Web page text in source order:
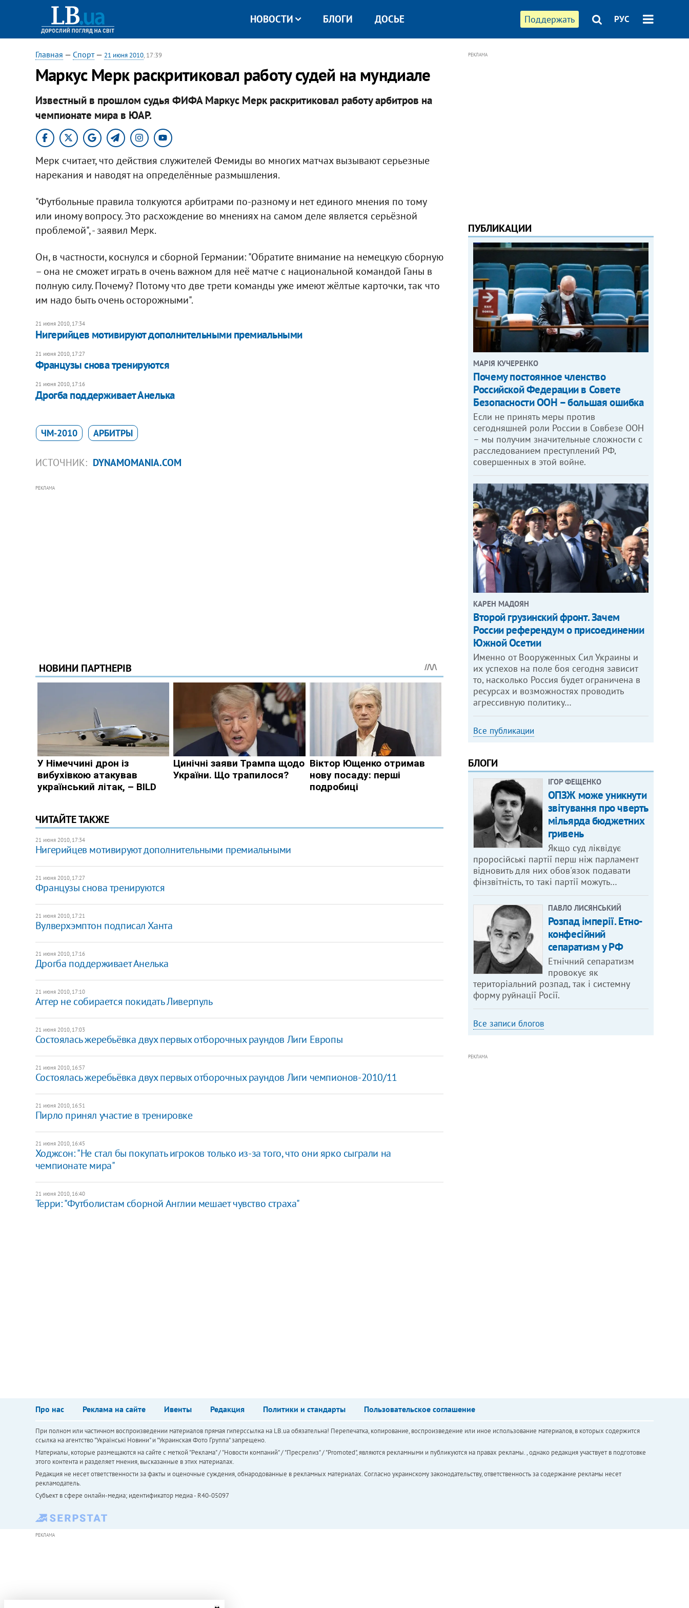
Поддержать РУС
НОВОСТИ БЛОГИ ДОСЬЕ
Главная — Спорт— 21 июня 2010, 17:39
Маркус Мерк раскритиковал работу судей на мундиале
Известный в прошлом судья ФИФА Маркус Мерк раскритиковал работу арбитров на
чемпионате мира в ЮАР.
Мерк считает, что действия служителей Фемиды во многих матчах вызывают серьезные
нарекания и наводят на определённые размышления.
"Футбольные правила толкуются арбитрами по-разному и нет единого мнения по тому
или иному вопросу. Это расхождение во мнениях на самом деле является серьёзной
проблемой", - заявил Мерк.
Он, в частности, коснулся и сборной Германии: "Обратите внимание на немецкую сборную
– она не сможет играть в очень важном для неё матче с национальной командой Ганы в
полную силу. Почему? Потому что две трети команды уже имеют жёлтые карточки, так что
им надо быть очень осторожными".
21 июня 2010, 17:34
Нигерийцев мотивируют дополнительными премиальными
21 июня 2010, 17:27
Французы снова тренируются
21 июня 2010, 17:16
Дрогба поддерживает Анелька
ЧМ-2010 АРБИТРЫ
ИСТОЧНИК: DYNAMOMANIA.COM
РЕКЛАМА
ЧИТАЙТЕ ТАКЖЕ
21 июня 2010, 17:34
Нигерийцев мотивируют дополнительными премиальными
21 июня 2010, 17:27
Французы снова тренируются
21 июня 2010, 17:21
Вулверхэмптон подписал Ханта
21 июня 2010, 17:16
Дрогба поддерживает Анелька
21 июня 2010, 17:10
Аггер не собирается покидать Ливерпуль
21 июня 2010, 17:03
Состоялась жеребьёвка двух первых отборочных раундов Лиги Европы
21 июня 2010, 16:57
Состоялась жеребьёвка двух первых отборочных раундов Лиги чемпионов-2010/11
21 июня 2010, 16:51
Пирло принял участие в тренировке
21 июня 2010, 16:45
Ходжсон: "Не стал бы покупать игроков только из-за того, что они ярко сыграли на
чемпионате мира"
21 июня 2010, 16:40
Терри: "Футболистам сборной Англии мешает чувство страха"
РЕКЛАМА
ПУБЛИКАЦИИ
МАРІЯ КУЧЕРЕНКО
​Почему постоянное членство
Российской Федерации в Совете
Безопасности ООН – большая ошибка
Если не принять меры против
сегодняшней роли России в Совбезе ООН
– мы получим значительные сложности с
расследованием преступлений РФ,
совершенных в этой войне.
КАРЕН МАДОЯН
Второй грузинский фронт. Зачем
России референдум о присоединении
Южной Осетии
Именно от Вооруженных Сил Украины и
их успехов на поле боя сегодня зависит
то, насколько Россия будет ограничена в
ресурсах и возможностях проводить
агрессивную политику…
Все публикации
БЛОГИ
ІГОР ФЕЩЕНКО
ОПЗЖ може уникнути
звітування про чверть
мільярда бюджетних
гривень
Якщо суд ліквідує
проросійські партії перш ніж парламент
відновить для них обов'язок подавати
фінзвітність, то такі партії можуть…
ПАВЛО ЛИСЯНСЬКИЙ
Розпад імперії. Етно-
конфесійний
сепаратизм у РФ
Етнічний сепаратизм
провокує як
територіальний розпад, так і системну
форму руйнації Росії.
Все записи блогов
РЕКЛАМА
Про нас Реклама на сайте Ивенты Редакция Политики и стандарты Пользовательское соглашение
При полном или частичном воспроизведении материалов прямая гиперссылка на LB.ua обязательна! Перепечатка, копирование, воспроизведение или иное использование материалов, в которых содержится
ссылка на агентство "Українськi Новини" и "Украинская Фото Группа" запрещено.
Материалы, которые размещаются на сайте с меткой "Реклама" / "Новости компаний" / "Пресрелиз" / "Promoted", являются рекламными и публикуются на правах рекламы. , однако редакция участвует в подготовке
этого контента и разделяет мнения, высказанные в этих материалах.
Редакция не несет ответственности за факты и оценочные суждения, обнародованные в рекламных материалах. Согласно украинскому законодательству, ответственность за содержание рекламы несет
рекламодатель.
Субъект в сфере онлайн-медиа; идентификатор медиа - R40-05097
РЕКЛАМА